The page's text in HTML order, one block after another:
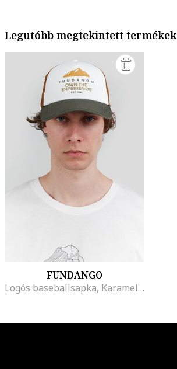
Legutóbb megtekintett termékek
FUNDANGO
Logós baseballsapka, Karamellbarna/Törtfehér/Páfrányzöld